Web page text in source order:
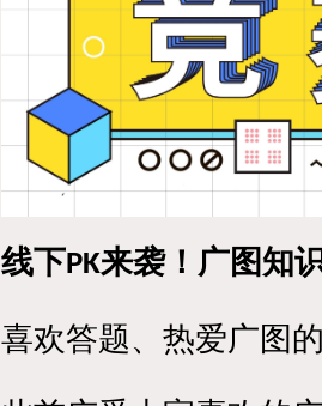
线下PK来袭！ 广图知
喜欢答题、热爱广图